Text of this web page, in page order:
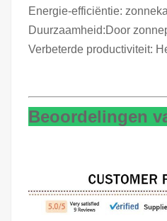
Energie-efficiëntie:
Duurzaamheid:Door
Verbeterde productiviteit:
Beoordelingen